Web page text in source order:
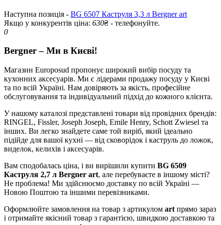
Наступна позиція - BG 6507 Каструля 3,3 л Bergner art
Якщо у конкурентів ціна: 630₴ - телефонуйте.
0
Bergner – Ми в Києві!
Магазин Europosud пропонує широкий вибір посуду та
кухонних аксесуарів. Ми є лідерами продажу посуду у Києві
та по всій Україні. Нам довіряють за якість, професійне
обслуговування та індивідуальний підхід до кожного клієнта.
У нашому каталозі представлені товари від провідних брендів:
RINGEL, Fissler, Joseph Joseph, Emile Henry, Schott Zwiesel та
інших. Ви легко знайдете саме той виріб, який ідеально
підійде для вашої кухні — від сковорідок і каструль до ложок,
виделок, келихів і аксесуарів.
Вам сподобалась ціна, і ви вирішили купити BG 6509
Каструля 2,7 л Bergner art, але перебуваєте в іншому місті?
Не проблема! Ми здійснюємо доставку по всій Україні —
Новою Поштою та іншими перевізниками.
Оформлюйте замовлення на товар з артикулом art прямо зараз
і отримайте якісний товар з гарантією, швидкою доставкою та